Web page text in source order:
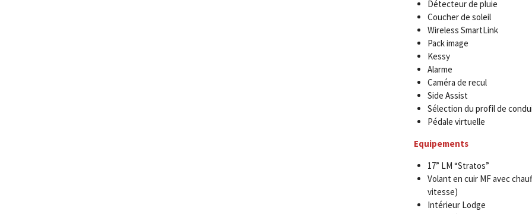
Détecteur de pluie
Coucher de soleil
Wireless SmartLink
Pack image
Kessy
Alarme
Caméra de recul
Side Assist
Sélection du profil de
Pédale virtuelle
Equipements
17” LM “Stratos”
Volant en cuir MF avec
vitesse)
Intérieur Lodge